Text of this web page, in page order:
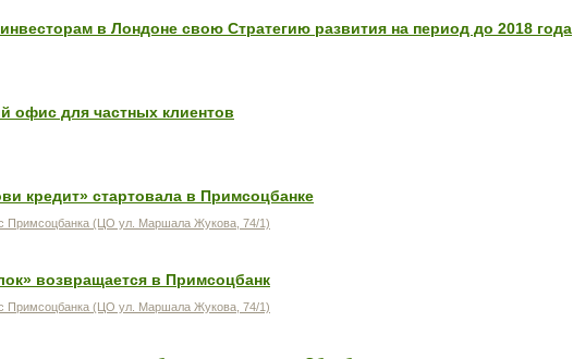
в Лондоне свою Стратегию развития на период до 2018 года
офис для частных клиентов
кредит» стартовала в Примсоцбанке
Примсоцбанка (ЦО ул. Маршала Жукова, 74/1)
возвращается в Примсоцбанк
Примсоцбанка (ЦО ул. Маршала Жукова, 74/1)